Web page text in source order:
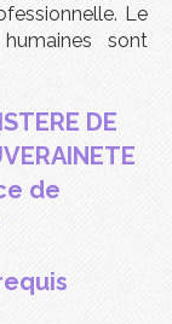
Le
sont
DE
de